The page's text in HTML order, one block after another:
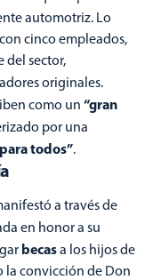
automotriz. Lo
cinco empleados,
del sector,
originales.
como un “gran
por una
todos”.
a través de
en honor a su
becasa los hijos de
la convicción de Don